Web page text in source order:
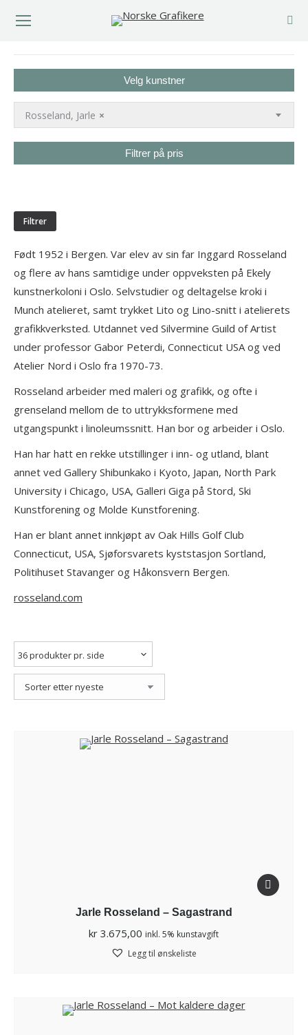
Velg kunstner
×
Rosseland, Jarle
Filtrer på pris
Filtrer
Født 1952 i Bergen. Var elev av sin far Inggard Rosseland
og flere av hans samtidige under oppveksten på Ekely
kunstnerkoloni i Oslo. Selvstudier og deltagelse kroki i
Munch atelieret, samt trykket Lito og Lino-snitt i atelierets
grafikkverksted. Utdannet ved Silvermine Guild of Artist
under professor Gabor Peterdi, Connecticut USA og ved
Atelier Nord i Oslo fra 1970-73.
Rosseland arbeider med maleri og grafikk, og ofte i
grenseland mellom de to uttrykksformene med
utgangspunkt i linoleumssnitt. Han bor og arbeider i Oslo.
Han har hatt en rekke utstillinger i inn- og utland, blant
annet ved Gallery Shibunkako i Kyoto, Japan, North Park
University i Chicago, USA, Galleri Giga på Stord, Ski
Kunstforening og Molde Kunstforening.
Han er blant annet innkjøpt av Oak Hills Golf Club
Connecticut, USA, Sjøforsvarets kyststasjon Sortland,
Politihuset Stavanger og Håkonsvern Bergen.
rosseland.com
Jarle Rosseland – Sagastrand
kr 3.675,00 inkl. 5% kunstavgift
Legg til ønskeliste